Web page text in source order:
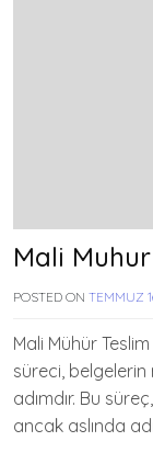
Mali
POSTED ON TEMMUZ
Mali Mühür
süreci, belgelerin
adımdır. Bu
ancak aslında